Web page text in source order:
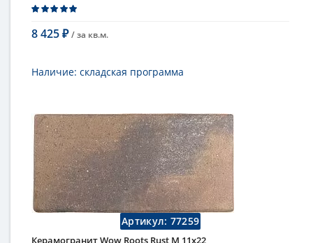
8 425 ₽ / за кв.м.
В корзину
Наличие: складская программа
плитка, плитка для фасада
Длина
11 см
Высота
11 см
Рисунок
под камень...
Цвет
однотонный
Страна
Испания
Поверхность
матовая, структурированная
Roots
Артикул: 77259
Керамогранит Wow Roots Rust M 11x22